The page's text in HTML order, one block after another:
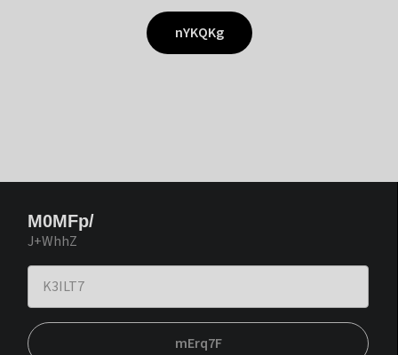
nYKQKg
M0MFp/
J+WhhZ
mErq7F